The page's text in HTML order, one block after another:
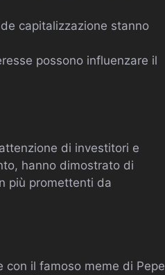
capitalizzazione stanno
possono influenzare il
di investitori e
hanno dimostrato di
più promettenti da
con il famoso meme di Pepe